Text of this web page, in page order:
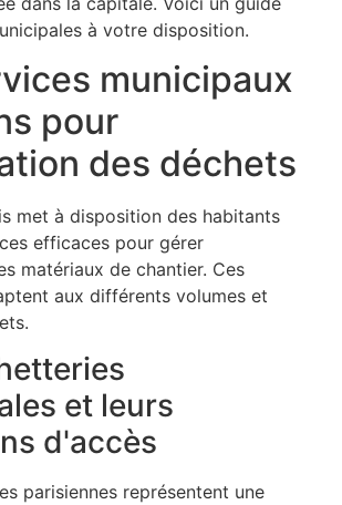
à votre disposition.
municipaux
pour
des déchets
met à disposition des habitants
efficaces pour gérer
matériaux de chantier. Ces
aux différents volumes et
et leurs
d'accès
parisiennes représentent une